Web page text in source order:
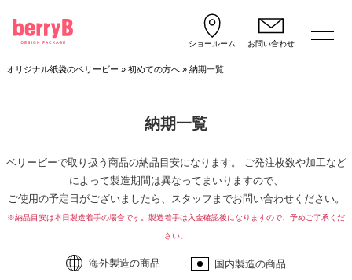
ショールーム お問い合わせ
オリジナル紙袋のベリービー » 初めての方へ» 納期一覧
納期一覧
ベリービーで取り扱う商品の納品目安になります。 ご発注枚数や加工など
によって製造期間は異なってまいりますので、
ご使用の予定日がございましたら、スタッフまでお問い合わせください。
※納品目安は本日製造着手の場合です。製造着手は入金確認後になりますので、予めご了承くだ
さい。
海外製造の商品 国内製造の商品